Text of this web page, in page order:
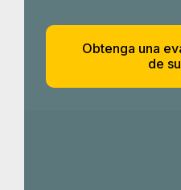
Obtenga una
de